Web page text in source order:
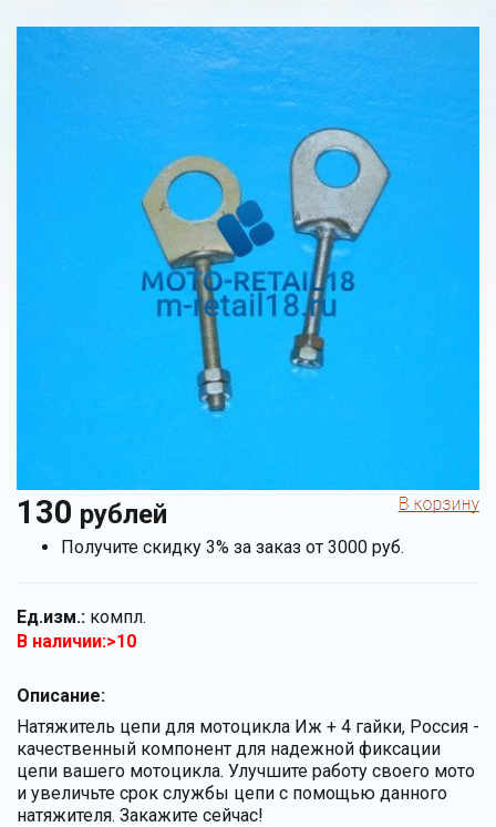
130 рублей
Получите скидку 3% за заказ от 3000 руб.
Ед.изм.: компл.
В наличии:>10
Описание:
Натяжитель цепи для мотоцикла Иж + 4 гайки, Россия -
качественный компонент для надежной фиксации
цепи вашего мотоцикла. Улучшите работу своего мото
и увеличьте срок службы цепи с помощью данного
натяжителя. Закажите сейчас!